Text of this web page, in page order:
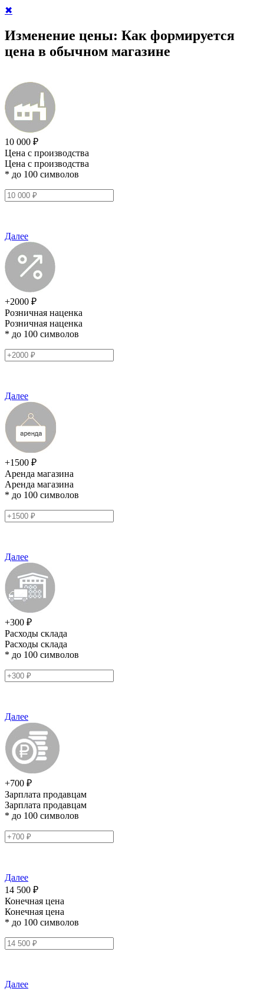
✖
Изменение цены: Как формируется
цена в обычном магазине
10 000 ₽
Цена с производства
Цена с производства
* до 100 символов
Далее
+2000 ₽
Розничная наценка
Розничная наценка
* до 100 символов
Далее
+1500 ₽
Аренда магазина
Аренда магазина
* до 100 символов
Далее
+300 ₽
Расходы склада
Расходы склада
* до 100 символов
Далее
+700 ₽
Зарплата продавцам
Зарплата продавцам
* до 100 символов
Далее
14 500 ₽
Конечная цена
Конечная цена
* до 100 символов
Далее